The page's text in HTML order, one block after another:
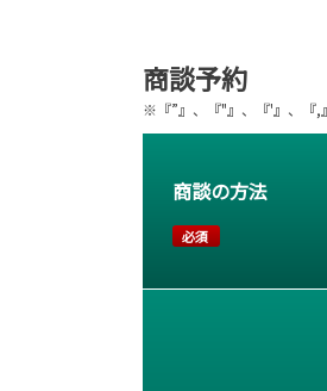
商談予約
※『”』、『"』、『'』、『,
商談の方法
必須